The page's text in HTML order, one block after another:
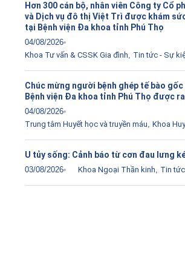
Hơn 300 cán bộ, nhân viên Công ty Cổ
và Dịch vụ đô thị Việt Trì được khám
tại Bệnh viện Đa khoa tỉnh Phú Thọ
04/08/2026
Khoa Tư vấn & CSSK Gia đình
Tin tức - Sự
Chúc mừng người bệnh ghép tế bào
Bệnh viện Đa khoa tỉnh Phú Thọ được
04/08/2026
Trung tâm Huyết học và truyền máu Khoa
U tủy sống: Cảnh báo từ cơn đau lưng
03/08/2026 Khoa Ngoại Thần kinh Tin